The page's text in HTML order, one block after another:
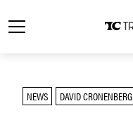
NEWS DAVID CRONENBERG